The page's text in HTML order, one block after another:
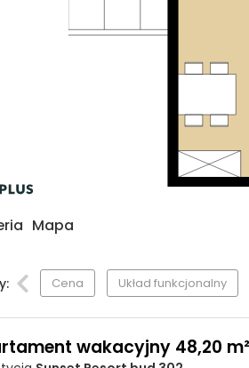
Mapa
Cena Układ funkcjonalny
wakacyjny 48,20